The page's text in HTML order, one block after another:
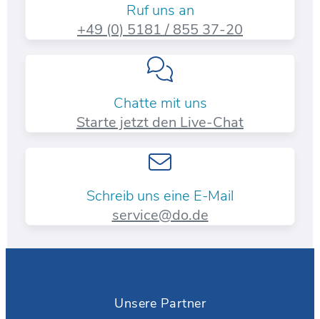
Ruf uns an
+49 (0) 5181 / 855 37-20​
Chatte mit uns
Starte jetzt den Live-Chat
Schreib uns eine E-Mail
service@do.de
Unsere Partner